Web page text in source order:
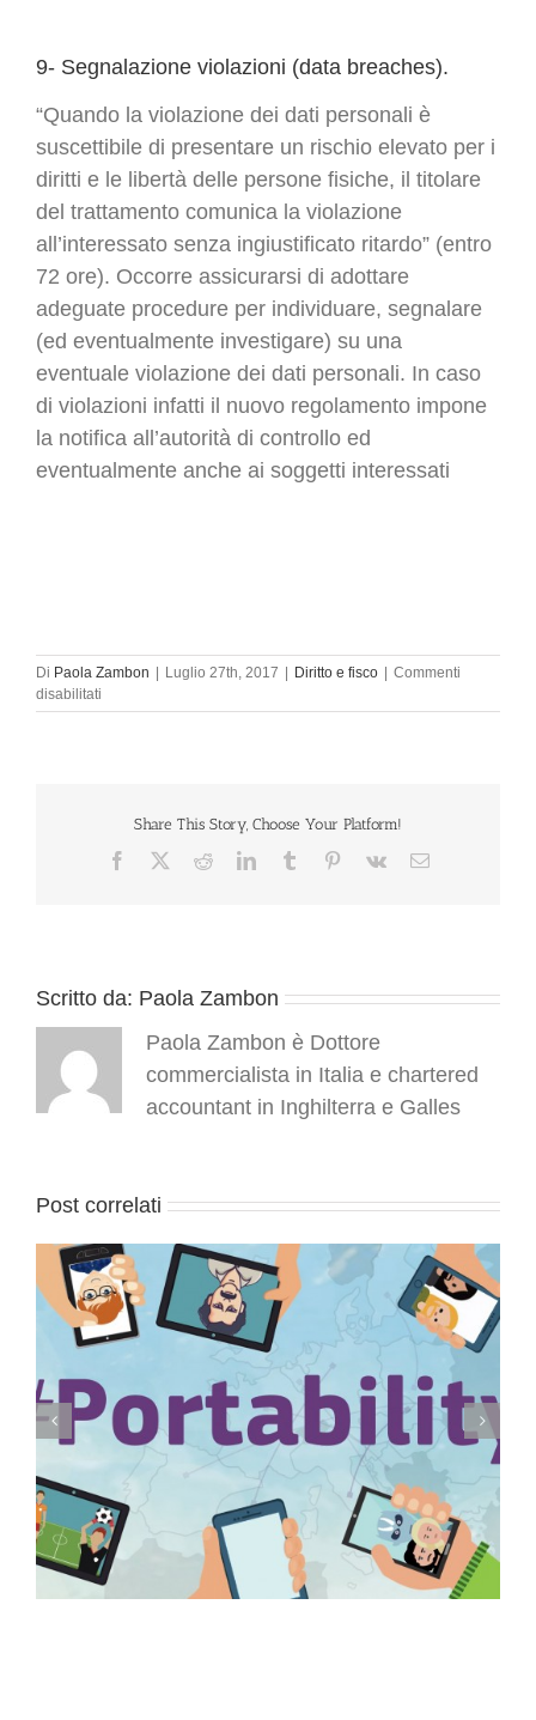
9- Segnalazione violazioni (data breaches).
“Quando la violazione dei dati personali è
suscettibile di presentare un rischio elevato per i
diritti e le libertà delle persone fisiche, il titolare
del trattamento comunica la violazione
all’interessato senza ingiustificato ritardo” (entro
72 ore). Occorre assicurarsi di adottare
adeguate procedure per individuare, segnalare
(ed eventualmente investigare) su una
eventuale violazione dei dati personali. In caso
di violazioni infatti il nuovo regolamento impone
la notifica all’autorità di controllo ed
eventualmente anche ai soggetti interessati
Di Paola Zambon Luglio 27th, 2017 Diritto e fisco
Commenti
disabilitati
GDPR:
Share This Story, Choose Your Platform!
Facebook RedditLinkedInTumblr Pinterest
Vk Email
Scritto da: Paola Zambon
Paola Zambon è Dottore
commercialista in Italia e chartered
accountant in Inghilterra e Galles
Post correlati
Conservazione elettronica documenti a rilevanza
tributaria: termini